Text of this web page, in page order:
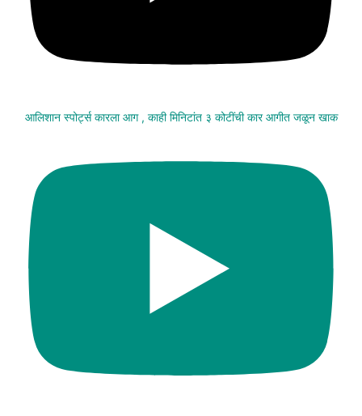
आलिशान स्पोर्ट्स कारला आग , काही मिनिटांत ३ कोटींची कार आगीत जळून खाक